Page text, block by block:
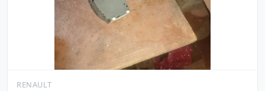
RENAULT